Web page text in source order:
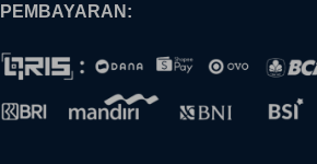
PEMBAYARAN: